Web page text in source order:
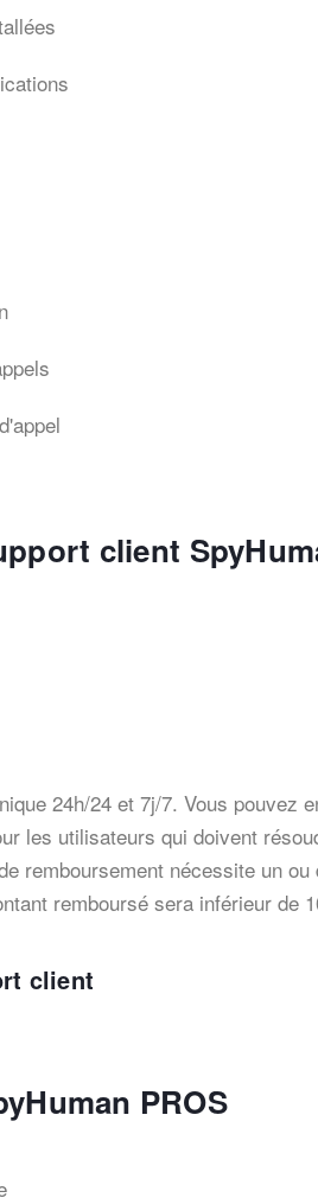
client
24h/24 et 7j/7. Vous pouvez
les utilisateurs qui doivent
remboursement nécessite un
remboursé sera inférieur de
client
PROS